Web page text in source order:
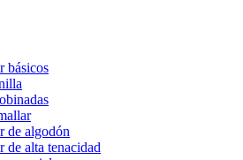
básicos
de algodón
de alta tenacidad